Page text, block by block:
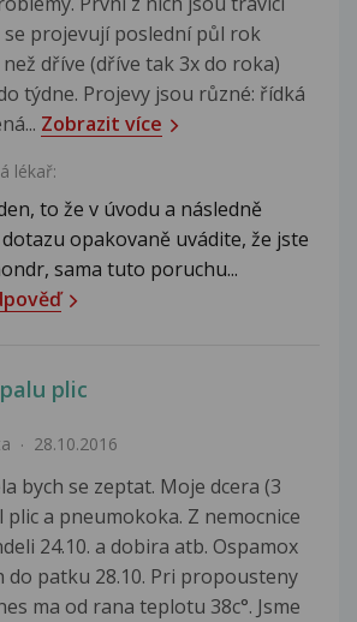
projevují poslední půl rok
dříve (dříve tak 3x do roka)
týdne. Projevy jsou různé: řídká
Zobrazit více
lékař:
to že v úvodu a následně
opakovaně uvádite, že jste
sama tuto poruchu...
plic
28.10.2016
bych se zeptat. Moje dcera (3
plic a pneumokoka. Z nemocnice
24.10. a dobira atb. Ospamox
do patku 28.10. Pri propousteny
ma od rana teplotu 38c°. Jsme